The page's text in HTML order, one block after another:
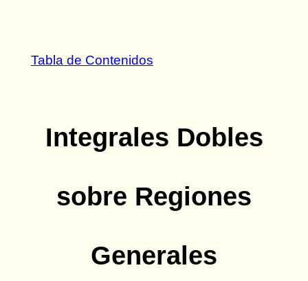
Tabla de Contenidos
Integrales Dobles
sobre Regiones
Generales